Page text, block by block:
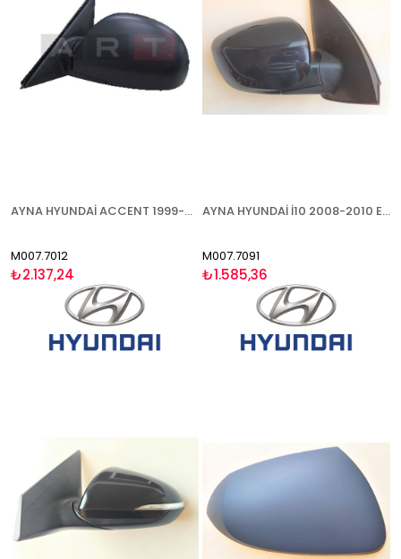
AYNA HYUNDAİ ACCENT 1999-2003 ELEKTRİKLİ ISITMALI SOL
M007.7012
₺2.137,24
AYNA HYUNDAİ İ10 2008-2010 ELEKTRİKLİ BOYANABİLİR SAĞ
M007.7091
₺1.585,36